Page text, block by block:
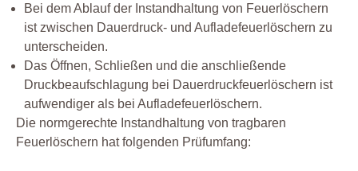
Bei dem Ablauf der Instandhaltung von Feuerlöschern
ist zwischen Dauerdruck- und Aufladefeuerlöschern zu
unterscheiden.
Das Öffnen, Schließen und die anschließende
Druckbeaufschlagung bei Dauerdruckfeuerlöschern ist
aufwendiger als bei Aufladefeuerlöschern.
Die normgerechte Instandhaltung von tragbaren
Feuerlöschern hat folgenden Prüfumfang: